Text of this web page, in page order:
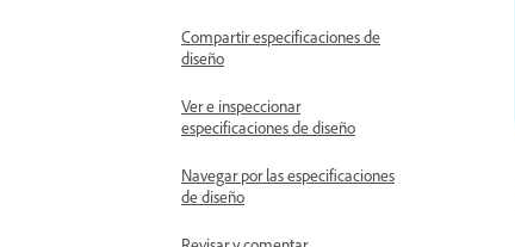
Compartir especificaciones de
diseño
Ver e inspeccionar
especificaciones de diseño
Navegar por las especificaciones
de diseño